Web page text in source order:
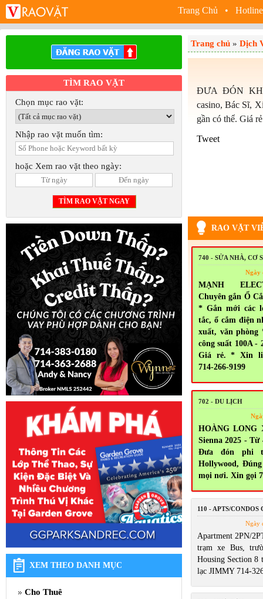
Trang Chủ •
TÌM RAO VẶT
Chọn mục rao vặt:
Nhập rao vặt muốn tìm:
hoặc Xem rao vặt theo ngày:
XEM THEO DANH MỤC
Cho Thuê
Trang chủ » Dịch
ĐƯA ĐÓN
casino, Bác Sĩ,
gần có thể. Giá
Tweet
RAO VẶT
740 - SỬA NHÀ, CƠ
Ngày
MẠNH
Chuyên gắn Ổ
* Gắn mới các
tắc, ổ cắm điện
xuất, văn phòng
công suất 100A -
Giá rẻ. * Xin
714-266-9199
702 - DU LỊCH
HOÀNG LONG
Sienna 2025 -
Đưa đón phi
Hollywood,
mọi nơi. Xin gọi
110 - APTS/CONDOS
Ngày
Apartment 2PN/
trạm xe Bus,
Housing Section
lạc JIMMY 714-